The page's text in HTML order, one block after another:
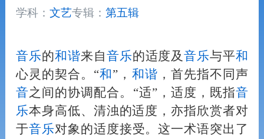
学科： 文艺专辑： 第五辑
音乐的和谐来自音乐的适度及音乐与平和
心灵的契合。“和 ”， 和谐 ，首先指不同声
音之间的协调配合。“适”，适度，既指音
乐本身高低、清浊的适度，亦指欣赏者对
于音乐对象的适度接受。这一术语突出了